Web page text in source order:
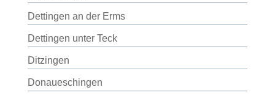
Dettingen an der Erms
Dettingen unter Teck
Ditzingen
Donaueschingen